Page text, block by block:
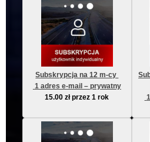
Subskrypcja na 12 m-cy
1 adres e-mail – prywatny
15.00zł przez 1 rok